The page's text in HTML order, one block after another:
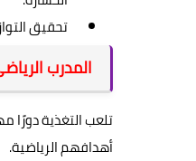
تحقيق
المدرب
تلعب التغذية دورًا
أهدافهم الرياضية.